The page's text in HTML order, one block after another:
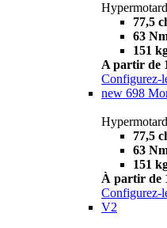
77,5
63
151
A partir de
Configurez-
new 698
77,5
63
151
À partir de
Configurez-
V2